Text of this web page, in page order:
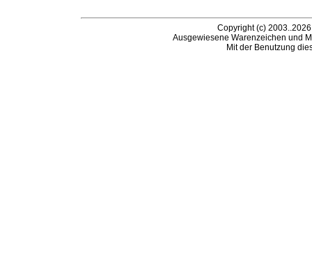
Copyright (c)
Ausgewiesene Warenzeichen und
Mit der Benutzung